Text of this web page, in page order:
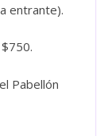
entrante).
Pabellón